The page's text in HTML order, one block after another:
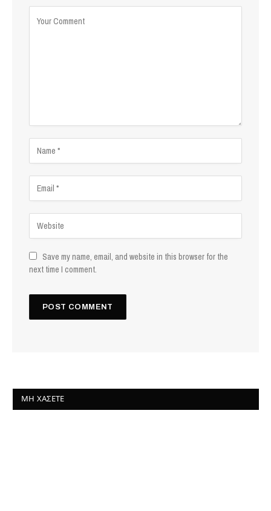
Save my name, email, and website in this browser for the
next time I comment.
ΜΗ ΧΆΣΕΤΕ